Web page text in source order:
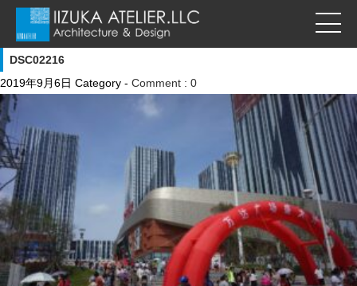
DSC02216
2019年9月6日 Category - Comment : 0